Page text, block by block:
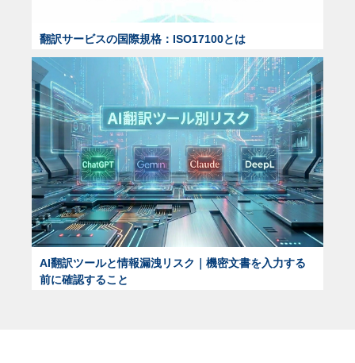
翻訳サービスの国際規格：ISO17100とは
AI翻訳ツールと情報漏洩リスク｜機密文書を入力する
前に確認すること